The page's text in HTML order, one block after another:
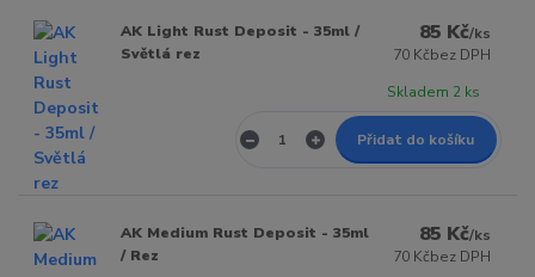
AK Light Rust Deposit - 35ml /
Světlá rez
85 Kč/ks
70 Kčbez DPH
Skladem 2 ks
Přidat do košíku
AK Medium Rust Deposit - 35ml
/ Rez
85 Kč/ks
70 Kčbez DPH